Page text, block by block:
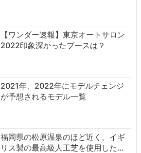
【ワンダー速報】東京オートサロン
2022印象深かったブースは？
2021年、2022年にモデルチェンジ
が予想されるモデル一覧
福岡県の松原温泉のほど近く、イギ
リス製の最高級人工芝を使用した…